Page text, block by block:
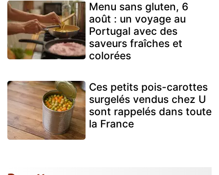
Menu sans gluten, 6
août : un voyage au
Portugal avec des
saveurs fraîches et
colorées
Ces petits pois-carottes
surgelés vendus chez U
sont rappelés dans toute
la France